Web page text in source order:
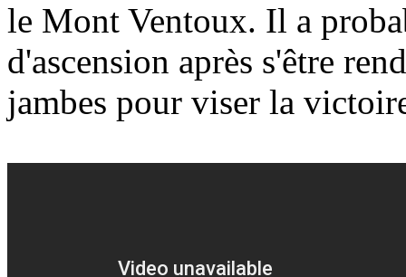
le Mont Ventoux. Il a
d'ascension après s'être
jambes pour viser la